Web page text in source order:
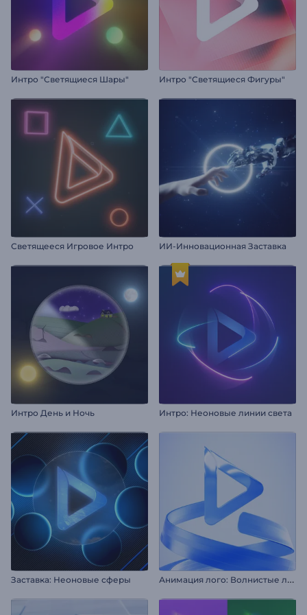
Интро "Светящиеся Шары" Интро "Светящиеся Фигуры"
Светящееся Игровое Интро ИИ-Инновационная Заставка
Интро День и Ночь Интро: Неоновые линии света
Заставка: Неоновые сферы А
нимация лого: Волнистые ленты